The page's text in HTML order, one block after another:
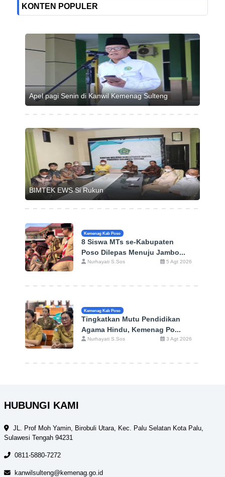
KONTEN POPULER
Apel pagi Senin di Kanwil Kemenag Sulteng
BIMTEK EWS Si Rukun
Kemenag Kab Poso
8 Siswa MTs se-Kabupaten
Poso Dilepas Menuju Jambo...
Nurhayati S.Sos 5 Agt 2026
Kemenag Kab Poso
Tingkatkan Mutu Pendidikan
Agama Hindu, Kemenag Po...
Nurhayati S.Sos 3 Agt 2026
HUBUNGI KAMI
JL. Prof Moh Yamin, Birobuli Utara, Kec. Palu Selatan Kota Palu,
Sulawesi Tengah 94231
0811-5880-7272
kanwilsulteng@kemenag.go.id